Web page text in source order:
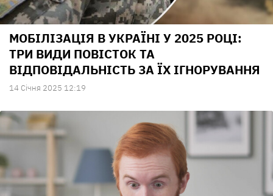
МОБІЛІЗАЦІЯ В УКРАЇНІ У 2025 РОЦІ:
ТРИ ВИДИ ПОВІСТОК ТА
ВІДПОВІДАЛЬНІСТЬ ЗА ЇХ ІГНОРУВАННЯ
14 Сiчня 2025 12:19